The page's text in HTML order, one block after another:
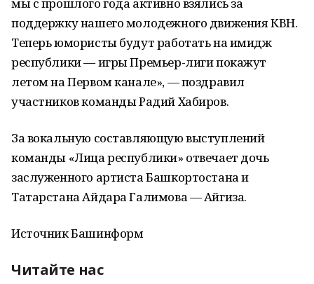
поддержку нашего молодежного движения КВН.
Теперь юмористы будут работать на имидж
республики — игры Премьер-лиги покажут
летом на Первом канале», — поздравил
участников команды Радий Хабиров.
За вокальную составляющую выступлений
команды «Лица республики» отвечает дочь
заслуженного артиста Башкортостана и
Татарстана Айдара Галимова — Айгиза.
Источник Башинформ
Читайте нас